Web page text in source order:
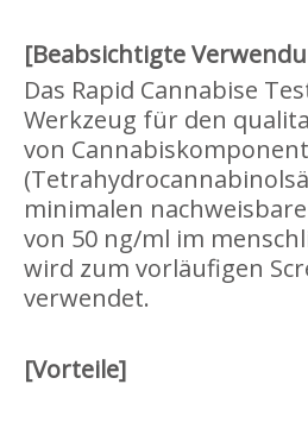
[Beabsichtigte
Das Rapid Cannabise
Werkzeug für den
von
minimalen
von 50 ng/ml im
wird zum vorläufigen
verwendet.
[Vorteile]